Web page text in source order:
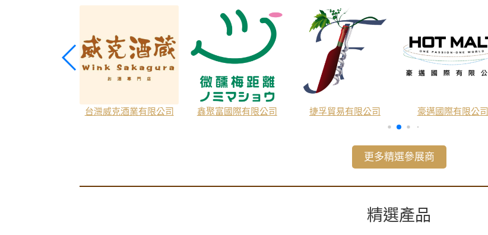
台灣威克酒業有限公司 鑫聚富國際有限公司 捷孚貿易有限公司 豪邁國際有限公司
更多精選參展商
精選產品